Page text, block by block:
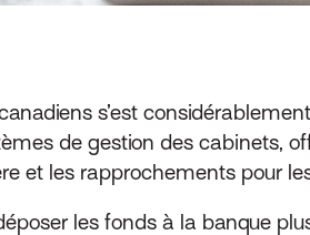
s’est
de gestion des cabinets,
et les rapprochements pour
les fonds à la banque